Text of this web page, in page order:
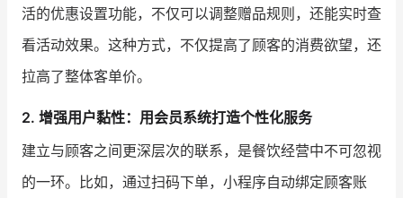
有赞云 数据通服务
活的优惠设置功能，不仅可以调整赠品规则，还能实时查
看活动效果。这种方式，不仅提高了顾客的消费欲望，还
拉高了整体客单价。
2. 增强用户黏性：用会员系统打造个性化服务
建立与顾客之间更深层次的联系，是餐饮经营中不可忽视
的一环。比如，通过扫码下单，小程序自动绑定顾客账